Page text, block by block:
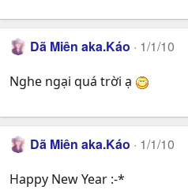
Dã Miên aka.Káo 1/1/10
Nghe ngại quá trời ạ
Dã Miên aka.Káo 1/1/10
Happy New Year :-*